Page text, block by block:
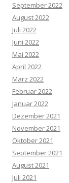
September 2022
August 2022
Juli 2022
Juni 2022
Mai 2022
April 2022
März 2022
Februar 2022
Januar 2022
Dezember 2021
November 2021
Oktober 2021
September 2021
August 2021
Juli 2021